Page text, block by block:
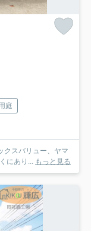
庭
クスバリュー、ヤマ
にあり... もっと見る